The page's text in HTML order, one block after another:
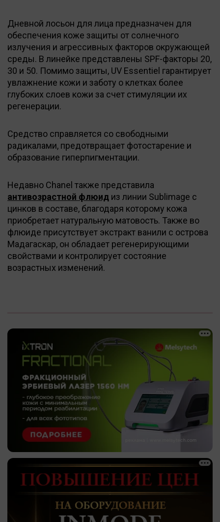
Дневной лосьон для лица предназначен для
обеспечения коже защиты от солнечного
излучения и агрессивных факторов окружающей
среды. В линейке представлены SPF-факторы 20,
30 и 50. Помимо защиты, UV Essentiel гарантирует
увлажнение кожи и заботу о клетках более
глубоких слоев кожи за счет стимуляции их
регенерации.
Cредство справляется со свободными
радикалами, предотвращает фотостарение и
образование гиперпигментации.
Недавно Chanel также представила
антивозрастной флюид из линии Sublimage с
цинков в составе, благодаря которому кожа
приобретает натуральную матовость. Также во
флюиде присутствует экстракт ванили с острова
Мадагаскар, он обладает регенерирующими
свойствами и контролирует состояние
возрастных изменений.